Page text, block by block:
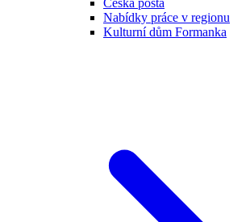
Česká pošta
Nabídky práce v regionu
Kulturní dům Formanka